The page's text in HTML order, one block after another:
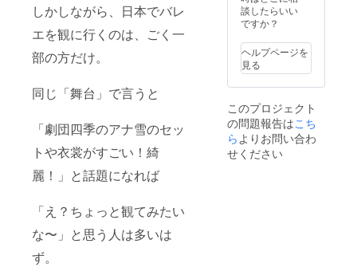
しかしながら、日本でバレ
エを観に行くのは、ごく一
部の方だけ。
同じ「舞台」で言うと
「劇団四季のアナ雪のセッ
トや衣裳がすごい！綺
麗！」と話題になれば
「え？ちょっと観てみたい
な〜」と思う人は多いは
ず。
しま
す。 ※
注文も
含め、
注文を
いただ
に受注
いたし
ますの
で、ご
希望の
H:72 ・
140サイ
B:68
W:56
H:76 ・
150サイ
74W 58
H:82 ・
160サイ
ズ
B:80
サイズ
は、ご
基準に
以下の
サイズ
表をご
さい。
目安サ
イズ表
・120サ
イズ
イアス
テー
ホッ
ク、糸
一巻
き、肩
をセッ
トでお
送りい
たしま
す。 ☆
終了と
なりま
生地な
どの１
着に必
要な材
地、表
地サテ
ン、
チュー
ル、バ
だきま
す。 ☆
ン内
容： ・
ペアテ
と一緒
エティ
アラで
パリコ
レに参
加する
談したらいい
ですか？
ヘルプページを
見る
このプロジェクト
の問題報告はこち
ら よりお問い合わ
せください